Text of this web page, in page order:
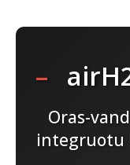
–
Oras-
integruotu